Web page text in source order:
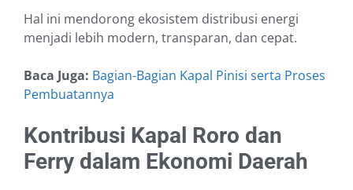
Hal ini mendorong ekosistem distribusi energi
menjadi lebih modern, transparan, dan cepat.
Baca Juga: Bagian-Bagian Kapal Pinisi serta Proses
Pembuatannya
Kontribusi Kapal Roro dan
Ferry dalam Ekonomi Daerah